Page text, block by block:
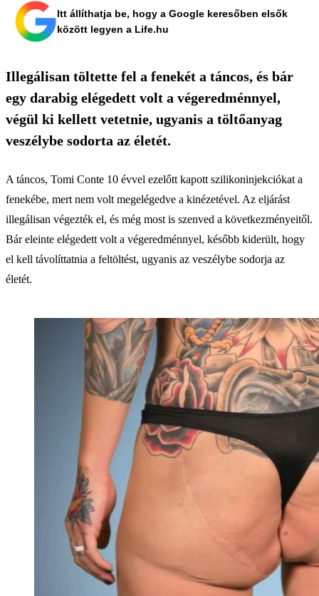
Itt állíthatja be, hogy a Google keresőben elsők
között legyen a Life.hu
Illegálisan töltette fel a fenekét a táncos, és bár
egy darabig elégedett volt a végeredménnyel,
végül ki kellett vetetnie, ugyanis a töltőanyag
veszélybe sodorta az életét.
A táncos, Tomi Conte 10 évvel ezelőtt kapott szilikoninjekciókat a
fenekébe, mert nem volt megelégedve a kinézetével. Az eljárást
illegálisan végezték el, és még most is szenved a következményeitől.
Bár eleinte elégedett volt a végeredménnyel, később kiderült, hogy
el kell távolíttatnia a feltöltést, ugyanis az veszélybe sodorja az
életét.